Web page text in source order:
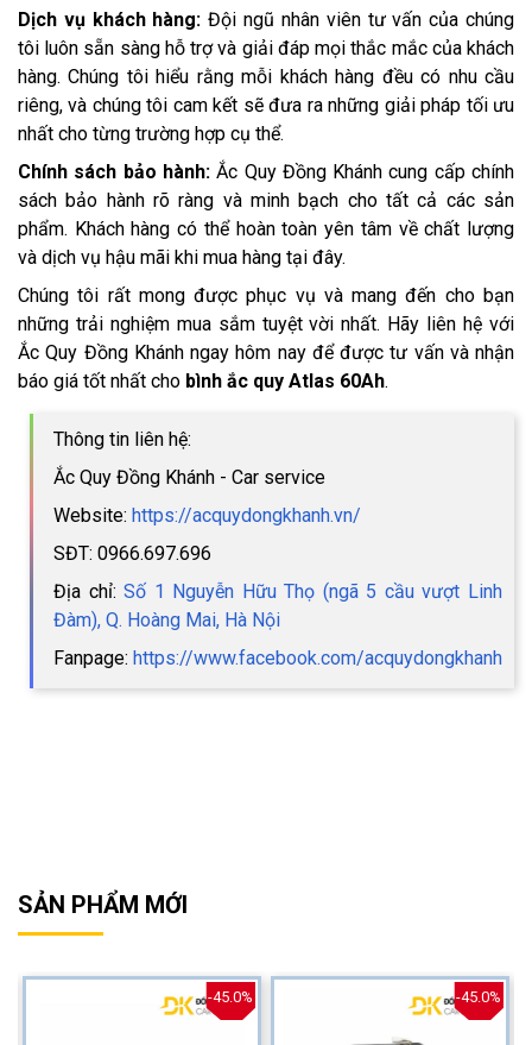
Dịch vụ khách hàng: Đội ngũ nhân viên tư vấn của chúng
tôi luôn sẵn sàng hỗ trợ và giải đáp mọi thắc mắc của khách
hàng. Chúng tôi hiểu rằng mỗi khách hàng đều có nhu cầu
riêng, và chúng tôi cam kết sẽ đưa ra những giải pháp tối ưu
nhất cho từng trường hợp cụ thể.
Chính sách bảo hành:Ắc Quy Đồng Khánh cung cấp chính
sách bảo hành rõ ràng và minh bạch cho tất cả các sản
phẩm. Khách hàng có thể hoàn toàn yên tâm về chất lượng
và dịch vụ hậu mãi khi mua hàng tại đây.
Chúng tôi rất mong được phục vụ và mang đến cho bạn
những trải nghiệm mua sắm tuyệt vời nhất. Hãy liên hệ với
Ắc Quy Đồng Khánh ngay hôm nay để được tư vấn và nhận
báo giá tốt nhất cho bình ắc quy Atlas 60Ah.
Thông tin liên hệ:
Ắc Quy Đồng Khánh - Car service
Website: https://acquydongkhanh.vn/
SĐT: 0966.697.696
Địa chỉ:Số 1 Nguyễn Hữu Thọ (ngã 5 cầu vượt Linh
Đàm), Q. Hoàng Mai, Hà Nội
Fanpage: https://www.facebook.com/acquydongkhanh
SẢN PHẨM MỚI
-45.0% -45.0%